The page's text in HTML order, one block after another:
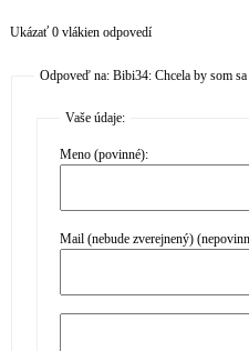
Ukázať 0 vlákien odpovedí
Odpoveď na: Bibi34: Chcela by som
Vaše údaje:
Meno (povinné):
Mail (nebude zverejnený)